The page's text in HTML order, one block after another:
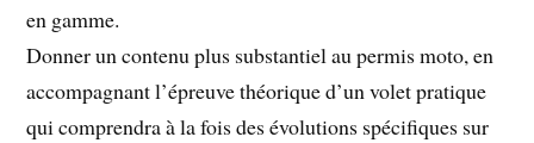
en gamme.
Donner un contenu plus substantiel au permis moto, en
accompagnant l’épreuve théorique d’un volet pratique
qui comprendra à la fois des évolutions spécifiques sur